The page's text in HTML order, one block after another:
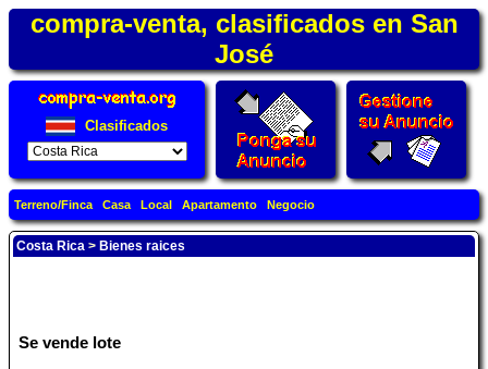
compra-venta, clasificados en San
José
Clasificados
Terreno/Finca Casa Local Apartamento Negocio
Costa Rica > Bienes raices
Se vende lote